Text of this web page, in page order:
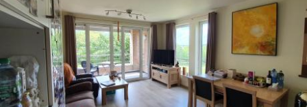
Huur:
850 €
Kosten:
Duur:
11 maanden
Domiciliëring:
Nee
Inrichting
Badkamer:
Privaat